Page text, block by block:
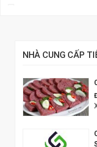
NHÀ CUNG CẤP